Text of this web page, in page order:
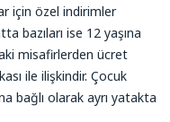
için özel indirimler
bazıları ise 12 yaşına
misafirlerden ücret
ile ilişkindir. Çocuk
bağlı olarak ayrı yatakta